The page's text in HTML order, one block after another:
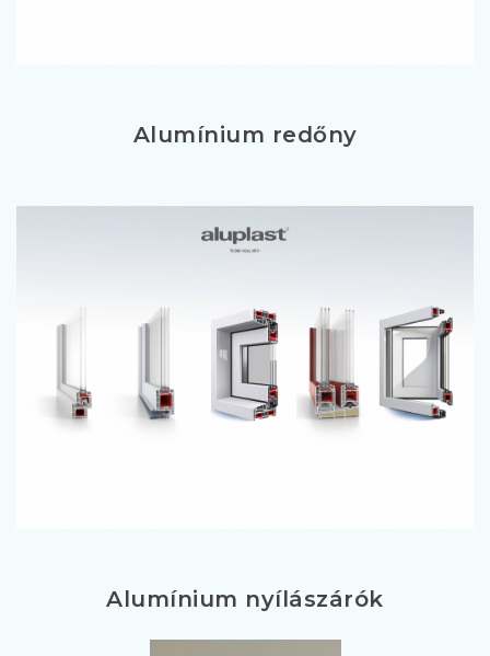
Alumínium redőny
Alumínium nyílászárók